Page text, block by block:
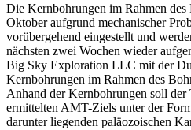
Die Kernbohrungen im Rahmen des
Oktober aufgrund mechanischer
vorübergehend eingestellt und
nächsten zwei Wochen wieder
Big Sky Exploration LLC mit der
Kernbohrungen im Rahmen des
Anhand der Kernbohrungen soll der
ermittelten AMT-Ziels unter der
darunter liegenden paläozoischen